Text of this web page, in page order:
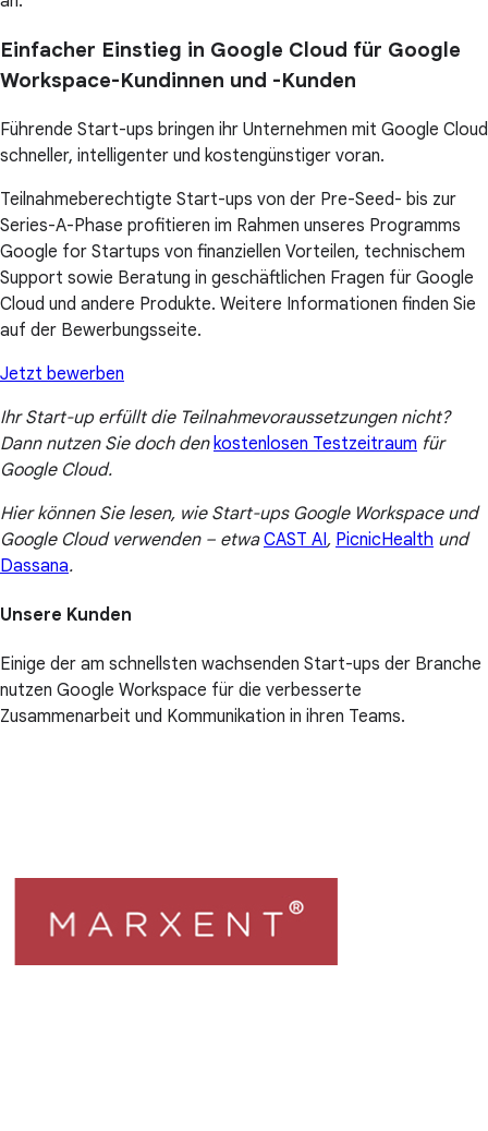
Einfacher Einstieg in Google Cloud für Google
Workspace-Kundinnen und -Kunden
Führende Start-ups bringen ihr Unternehmen mit Google Cloud
schneller, intelligenter und kostengünstiger voran.
Teilnahmeberechtigte Start-ups von der Pre-Seed- bis zur
Series-A-Phase profitieren im Rahmen unseres Programms
Google for Startups von finanziellen Vorteilen, technischem
Support sowie Beratung in geschäftlichen Fragen für Google
Cloud und andere Produkte. Weitere Informationen finden Sie
auf der Bewerbungsseite.
Jetzt bewerben
Ihr Start-up erfüllt die Teilnahmevoraussetzungen nicht?
Dann nutzen Sie doch den kostenlosen Testzeitraum für
Google Cloud.
Hier können Sie lesen, wie Start-ups Google Workspace und
Google Cloud verwenden – etwaCAST AI, PicnicHealth und
Dassana.
Unsere Kunden
Einige der am schnellsten wachsenden Start-ups der Branche
nutzen Google Workspace für die verbesserte
Zusammenarbeit und Kommunikation in ihren Teams.